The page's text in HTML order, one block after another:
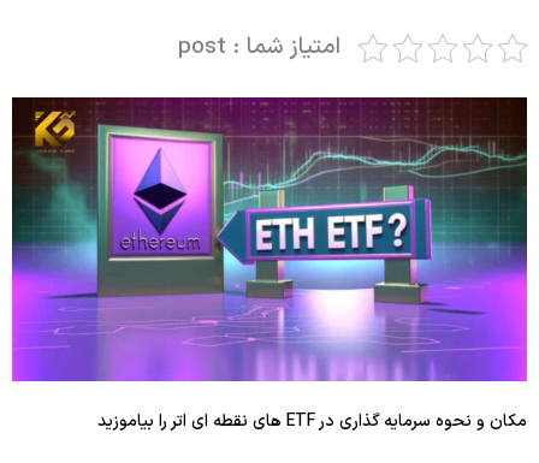
امتیاز شما : post
مکان و نحوه سرمایه گذاری در ETF های نقطه ای اتر را بیاموزید